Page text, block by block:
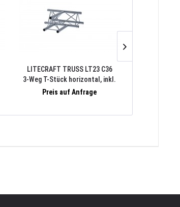
LITECRAFT TRUSS LT23 C36
3-Weg T-Stück horizontal, inkl.
Verbindersatz
Preis auf Anfrage